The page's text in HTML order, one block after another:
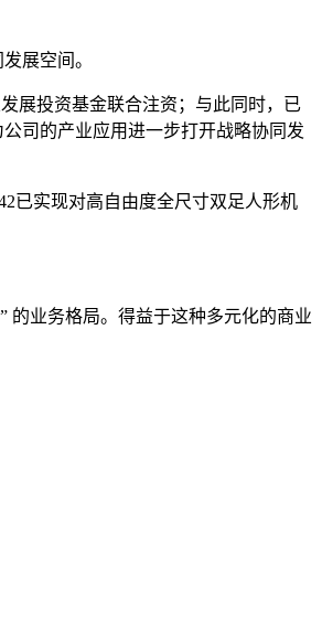
展空间。
展投资基金联合注资；与此同时，已
司的产业应用进一步打开战略协同发
已实现对高自由度全尺寸双足人形机
的业务格局。得益于这种多元化的商业